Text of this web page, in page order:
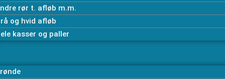
rør t. afløb m.m.
og hvid afløb
kasser og paller